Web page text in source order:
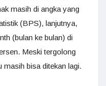
masih di angka yang
(BPS), lanjutnya,
(bulan ke bulan) di
Meski tergolong
masih bisa ditekan lagi.